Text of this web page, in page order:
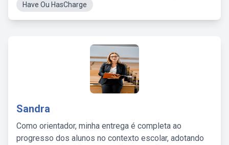
Have Ou HasCharge
Sandra
Como orientador, minha entrega é completa ao
progresso dos alunos no contexto escolar, adotando